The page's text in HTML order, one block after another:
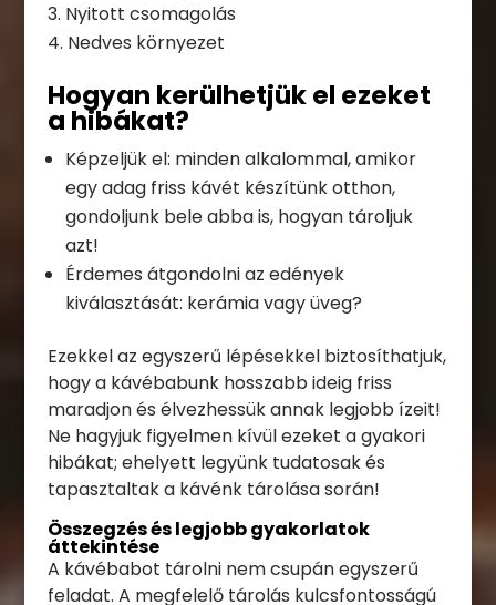
Nyitott csomagolás
Nedves környezet
Hogyan kerülhetjük el ezeket
a hibákat?
Képzeljük el: minden alkalommal, amikor
egy adag friss kávét készítünk otthon,
gondoljunk bele abba is, hogyan tároljuk
azt!
Érdemes átgondolni az edények
kiválasztását: kerámia vagy üveg?
Ezekkel az egyszerű lépésekkel biztosíthatjuk,
hogy a kávébabunk hosszabb ideig friss
maradjon és élvezhessük annak legjobb ízeit!
Ne hagyjuk figyelmen kívül ezeket a gyakori
hibákat; ehelyett legyünk tudatosak és
tapasztaltak a kávénk tárolása során!
Összegzés és legjobb gyakorlatok
áttekintése
A kávébabot tárolni nem csupán egyszerű
feladat. A megfelelő tárolás kulcsfontosságú